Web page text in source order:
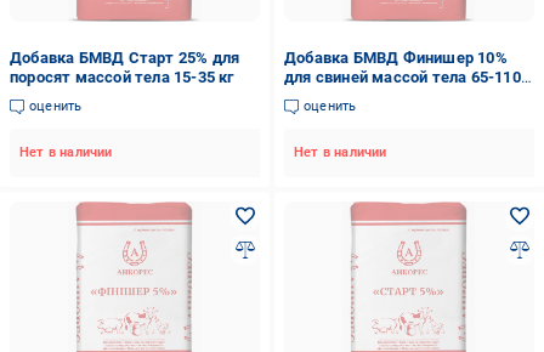
Добавка БМВД Старт 25% для
поросят массой тела 15-35 кг
оценить
Нет в наличии
Добавка БМВД Финишер 10%
для свиней массой тела 65-110
кг
оценить
Нет в наличии